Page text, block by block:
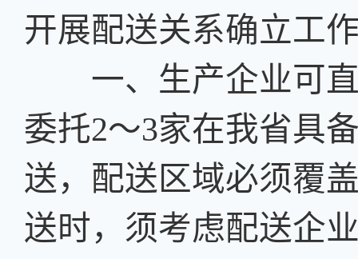
开展配送关系确立工
一、生产企业可直
委托2～3家在我省具
送，配送区域必须覆
送时，须考虑配送企